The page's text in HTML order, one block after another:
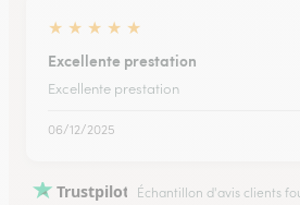
★ ★ ★ ★ ★
Excellente prestation
Excellente prestation
06/12/2025
Trustpilot Échantillon d'avis clients